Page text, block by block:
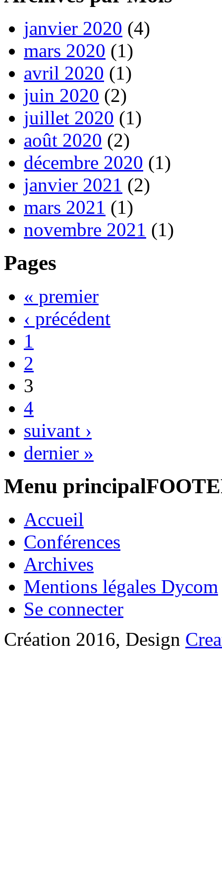
janvier 2020 (4)
mars 2020 (1)
avril 2020 (1)
juin 2020 (2)
juillet 2020 (1)
août 2020 (2)
décembre 2020 (1)
janvier 2021 (2)
mars 2021 (1)
novembre 2021 (1)
Pages
« premier
‹ précédent
1
2
3
4
suivant ›
dernier »
Menu
Accueil
Conférences
Archives
Mentions légales Dycom
Se connecter
Création 2016, Design